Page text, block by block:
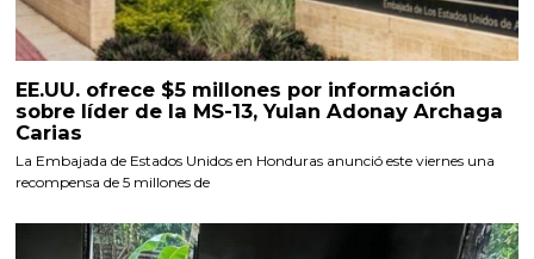
EE.UU. ofrece $5 millones por información
sobre líder de la MS-13, Yulan Adonay Archaga
Carias
La Embajada de Estados Unidos en Honduras anunció este viernes una
recompensa de 5 millones de